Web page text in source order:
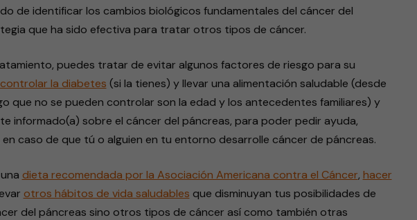
de identificar los cambios biológicos fundamentales del cáncer del
que ha sido efectiva para tratar otros tipos de cáncer.
puedes tratar de evitar algunos factores de riesgo para su
controlar la diabetes (si la tienes) y llevar una alimentación saludable (desde
que no se pueden controlar son la edad y los antecedentes familiares) y
informado(a) sobre el cáncer del páncreas, para poder pedir ayuda,
caso de que tú o alguien en tu entorno desarrolle cáncer de páncreas.
dieta recomendada por la Asociación Americana contra el Cáncer, hacer
otros hábitos de vida saludables que disminuyan tus posibilidades de
del páncreas sino otros tipos de cáncer así como también otras